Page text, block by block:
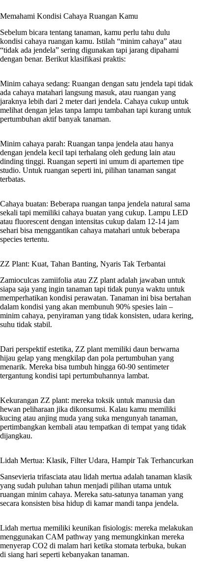
Memahami Kondisi Cahaya Ruangan Kamu
Sebelum bicara tentang tanaman, kamu perlu tahu dulu
kondisi cahaya ruangan kamu. Istilah “minim cahaya” atau
“tidak ada jendela” sering digunakan tapi jarang dipahami
dengan benar. Berikut klasifikasi praktis:
Minim cahaya sedang: Ruangan dengan satu jendela tapi tidak
ada cahaya matahari langsung masuk, atau ruangan yang
jaraknya lebih dari 2 meter dari jendela. Cahaya cukup untuk
melihat dengan jelas tanpa lampu tambahan tapi kurang untuk
pertumbuhan aktif banyak tanaman.
Minim cahaya parah: Ruangan tanpa jendela atau hanya
dengan jendela kecil tapi terhalang oleh gedung lain atau
dinding tinggi. Ruangan seperti ini umum di apartemen tipe
studio. Untuk ruangan seperti ini, pilihan tanaman sangat
terbatas.
Cahaya buatan: Beberapa ruangan tanpa jendela natural sama
sekali tapi memiliki cahaya buatan yang cukup. Lampu LED
atau fluorescent dengan intensitas cukup dalam 12-14 jam
sehari bisa menggantikan cahaya matahari untuk beberapa
species tertentu.
ZZ Plant: Kuat, Tahan Banting, Nyaris Tak Terbantai
Zamioculcas zamiifolia atau ZZ plant adalah jawaban untuk
siapa saja yang ingin tanaman tapi tidak punya waktu untuk
memperhatikan kondisi perawatan. Tanaman ini bisa bertahan
dalam kondisi yang akan membunuh 90% spesies lain –
minim cahaya, penyiraman yang tidak konsisten, udara kering,
suhu tidak stabil.
Dari perspektif estetika, ZZ plant memiliki daun berwarna
hijau gelap yang mengkilap dan pola pertumbuhan yang
menarik. Mereka bisa tumbuh hingga 60-90 sentimeter
tergantung kondisi tapi pertumbuhannya lambat.
Kekurangan ZZ plant: mereka toksik untuk manusia dan
hewan peliharaan jika dikonsumsi. Kalau kamu memiliki
kucing atau anjing muda yang suka mengunyah tanaman,
pertimbangkan kembali atau tempatkan di tempat yang tidak
dijangkau.
Lidah Mertua: Klasik, Filter Udara, Hampir Tak Terhancurkan
Sansevieria trifasciata atau lidah mertua adalah tanaman klasik
yang sudah puluhan tahun menjadi pilihan utama untuk
ruangan minim cahaya. Mereka satu-satunya tanaman yang
secara konsisten bisa hidup di kamar mandi tanpa jendela.
Lidah mertua memiliki keunikan fisiologis: mereka melakukan
menggunakan CAM pathway yang memungkinkan mereka
menyerap CO2 di malam hari ketika stomata terbuka, bukan
di siang hari seperti kebanyakan tanaman.